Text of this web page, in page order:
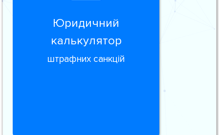
Юридичний
калькулятор
штрафних санкцій